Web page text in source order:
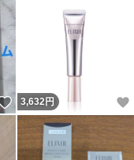
いいね！
3,632円